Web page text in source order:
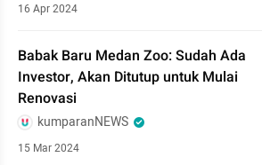
16 Apr 2024
Babak Baru Medan Zoo: Sudah Ada
Investor, Akan Ditutup untuk Mulai
Renovasi
kumparanNEWS
15 Mar 2024